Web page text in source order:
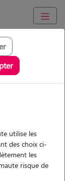
à
utilise les
des choix ci-
les
risque de